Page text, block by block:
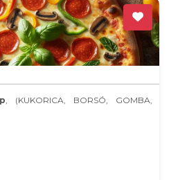
, (KUKORICA, BORSÓ, GOMBA,